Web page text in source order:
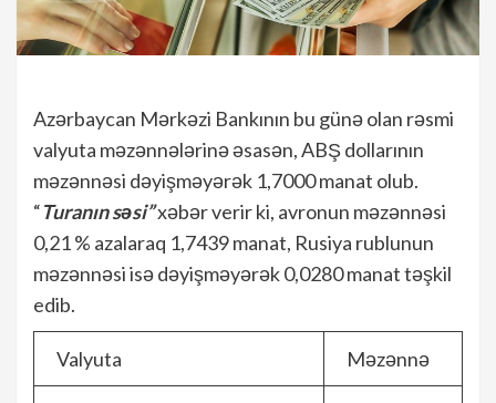
Azərbaycan Mərkəzi Bankının bu günə olan rəsmi
valyuta məzənnələrinə əsasən, ABŞ dollarının
məzənnəsi dəyişməyərək 1,7000 manat olub.
“Turanın səsi”xəbər verir ki, avronun məzənnəsi
0,21 % azalaraq 1,7439 manat, Rusiya rublunun
məzənnəsi isə dəyişməyərək 0,0280 manat təşkil
edib.
Valyuta Məzənnə